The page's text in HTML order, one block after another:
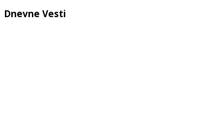
Dnevne Vesti